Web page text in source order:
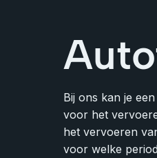
Bij ons kan je
voor het
het vervoeren
voor welke